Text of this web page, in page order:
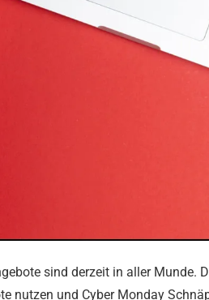
sind derzeit in aller Munde.
nutzen und Cyber Monday